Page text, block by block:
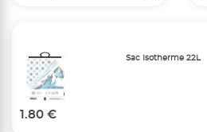
Sac Isotherme 22L
1.80 €